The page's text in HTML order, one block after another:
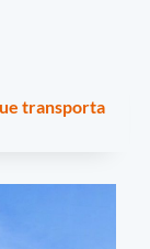
transporta